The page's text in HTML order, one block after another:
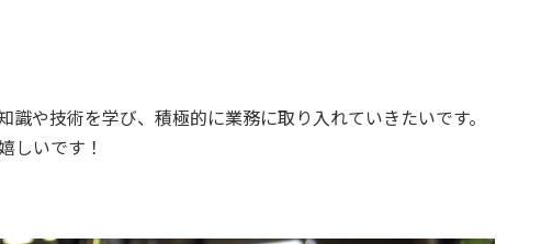
や技術を学び、積極的に業務に取り入れていきたいです。
しいです！